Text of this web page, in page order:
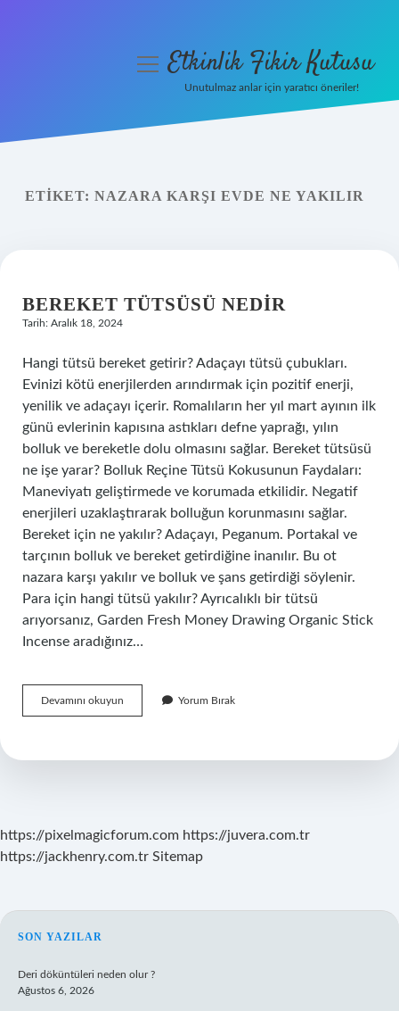
Yasal Uyarı
menüyüEtkinlik Fikir Kutusu
Unutulmaz anlar için yaratıcı öneriler!
ETIKET: NAZARA KARŞI EVDE NE YAKILIR
BEREKET TÜTSÜSÜ NEDIR
Tarih: Aralık 18, 2024
Hangi tütsü bereket getirir? Adaçayı tütsü çubukları.
Evinizi kötü enerjilerden arındırmak için pozitif enerji,
yenilik ve adaçayı içerir. Romalıların her yıl mart ayının ilk
günü evlerinin kapısına astıkları defne yaprağı, yılın
bolluk ve bereketle dolu olmasını sağlar. Bereket tütsüsü
ne işe yarar? Bolluk Reçine Tütsü Kokusunun Faydaları:
Maneviyatı geliştirmede ve korumada etkilidir. Negatif
enerjileri uzaklaştırarak bolluğun korunmasını sağlar.
Bereket için ne yakılır? Adaçayı, Peganum. Portakal ve
tarçının bolluk ve bereket getirdiğine inanılır. Bu ot
nazara karşı yakılır ve bolluk ve şans getirdiği söylenir.
Para için hangi tütsü yakılır? Ayrıcalıklı bir tütsü
arıyorsanız, Garden Fresh Money Drawing Organic Stick
Incense aradığınız…
Devamını okuyun
Tütsüsü
Yorum Bırak
https://pixelmagicforum.com https://juvera.com.tr
https://jackhenry.com.tr Sitemap
SIDEBAR
SON YAZILAR
Deri döküntüleri neden olur ?
Ağustos 6, 2026